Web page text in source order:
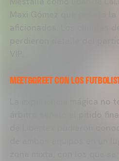
Maxi Gómez que desató
MEET&GREET CON LOS
La experiencia mágica no
árbitro señaló el pitido
de Libertex pudieron
de ambos equipos en un
zona mixta, con los que